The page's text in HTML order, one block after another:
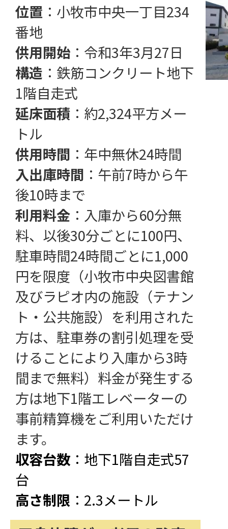
位置 ：小牧市中央一丁目234
番地
供用開始 ：令和3年3月27日
構造 ：鉄筋コンクリート地下
1階自走式
延床面積 ：約2,324平方メー
トル
供用時間 ：年中無休24時間
入出庫時間 ：午前7時から午
後10時まで
利用料金 ：入庫から60分無
料、以後30分ごとに100円、
駐車時間24時間ごとに1,000
円を限度（小牧市中央図書館
及びラピオ内の施設（テナン
ト・公共施設）を利用された
方は、駐車券の割引処理を受
けることにより入庫から3時
間まで無料）料金が発生する
方は地下1階エレベーターの
事前精算機をご利用いただけ
ます。
収容台数 ：地下1階自走式57
台
高さ制限 ：2.3メートル